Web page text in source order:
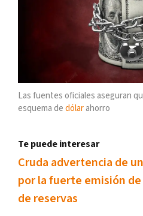
Las fuentes oficiales aseguran
esquema de dólar ahorro
Te puede interesar
Cruda advertencia de
por la fuerte emisión
de reservas